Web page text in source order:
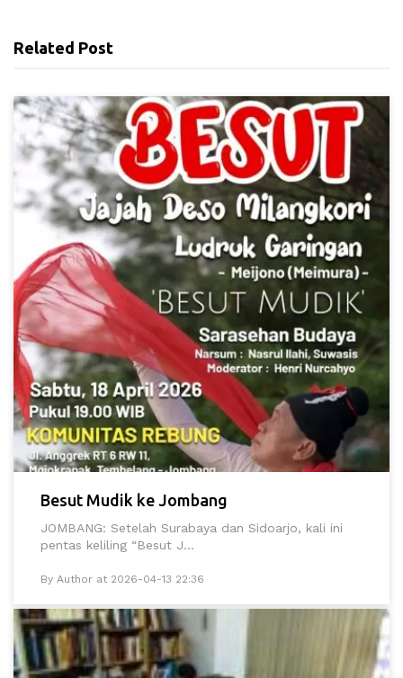
Related Post
Besut Mudik ke Jombang
JOMBANG: Setelah Surabaya dan Sidoarjo, kali ini
pentas keliling “Besut J...
By Author at 2026-04-13 22:36